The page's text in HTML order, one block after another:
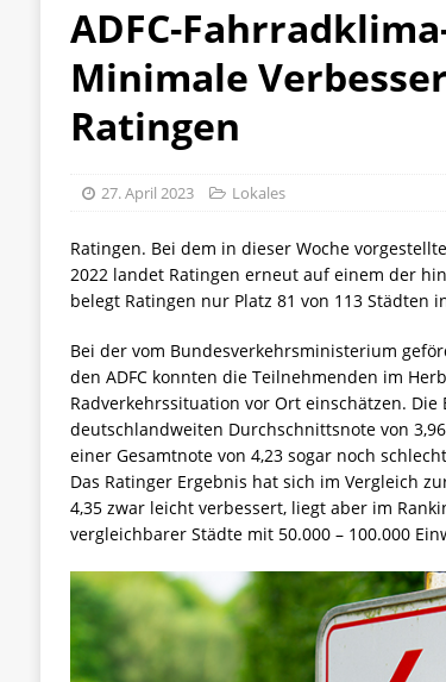
ADFC-
Minimale
Ratingen
27. April 2023 Lokales
Ratingen. Bei dem in dieser Woche
2022 landet Ratingen erneut auf einem der
belegt Ratingen nur Platz 81 von 113 Städten
Bei der vom Bundesverkehrsministerium
den ADFC konnten die Teilnehmenden im
Radverkehrssituation vor Ort einschätzen.
deutschlandweiten Durchschnittsnote von
einer Gesamtnote von 4,23 sogar noch
Das Ratinger Ergebnis hat sich im Vergleich
4,35 zwar leicht verbessert, liegt aber im
vergleichbarer Städte mit 50.000 – 100.000